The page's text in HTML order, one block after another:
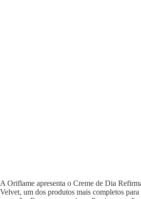
A Oriflame apresenta o Creme de Dia
Velvet, um dos produtos mais completos